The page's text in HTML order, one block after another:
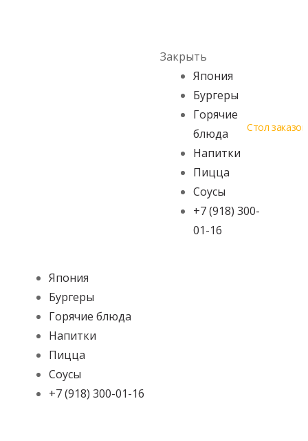
Закрыть
Япония
Бургеры
Горячие
блюда
Напитки
Пицца
Соусы
+7 (918) 300-
01-16
Стол заказов
Япония
Бургеры
Горячие блюда
Напитки
Пицца
Соусы
+7 (918) 300-01-16